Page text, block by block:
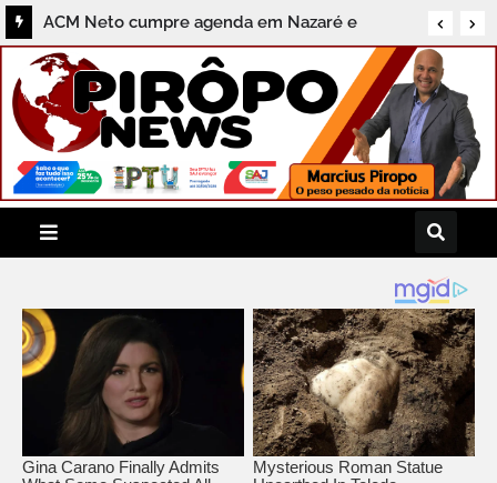
ACM Neto cumpre agenda em Nazaré e
destaca compromissos com a região do
Recôncavo durante coletiva ao Pirôpo News